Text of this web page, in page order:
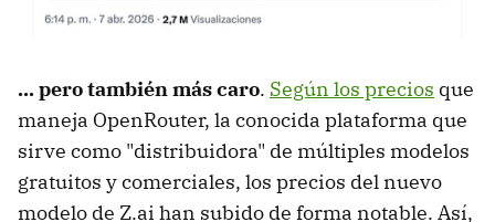
... pero también más caro. Según los precios que
maneja OpenRouter, la conocida plataforma que
sirve como "distribuidora" de múltiples modelos
gratuitos y comerciales, los precios del nuevo
modelo de Z.ai han subido de forma notable. Así,